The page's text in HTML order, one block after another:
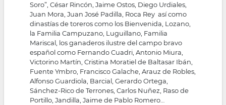
Soro”, César Rincón, Jaime Ostos, Diego Urdiales,
Juan Mora, Juan José Padilla, Roca Rey así como
dinastías de toreros como los Bienvenida, Lozano,
la Familia Campuzano, Luguillano, Familia
Mariscal, los ganaderos ilustre del campo bravo
español como Fernando Cuadri, Antonio Miura,
Victorino Martín, Cristina Moratiel de Baltasar Ibán,
Fuente Ymbro, Francisco Galache, Arauz de Robles,
Alfonso Guardiola, Barcial, Gerardo Ortega,
Sánchez-Rico de Terrones, Carlos Nuñez, Raso de
Portillo, Jandilla, Jaime de Pablo Romero…